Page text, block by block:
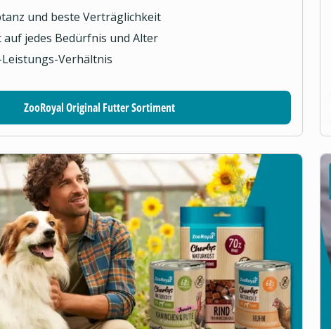
und beste Verträglichkeit
auf jedes Bedürfnis und Alter
Verhältnis
ZooRoyal Original Futter Sortiment